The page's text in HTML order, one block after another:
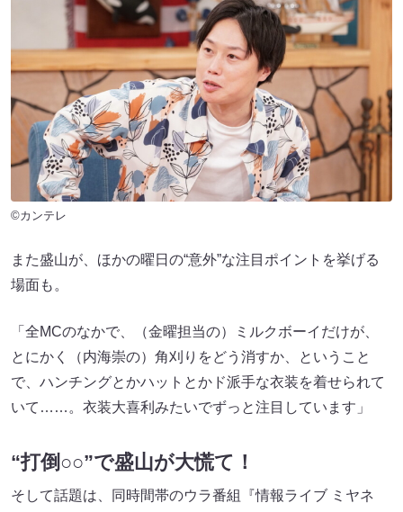
©カンテレ
また盛山が、ほかの曜日の“意外”な注目ポイントを挙げる
場面も。
「全MCのなかで、（金曜担当の）ミルクボーイだけが、
とにかく（内海崇の）角刈りをどう消すか、ということ
で、ハンチングとかハットとかド派手な衣装を着せられて
いて……。衣装大喜利みたいでずっと注目しています」
“打倒○○”で盛山が大慌て！
そして話題は、同時間帯のウラ番組『情報ライブ ミヤネ